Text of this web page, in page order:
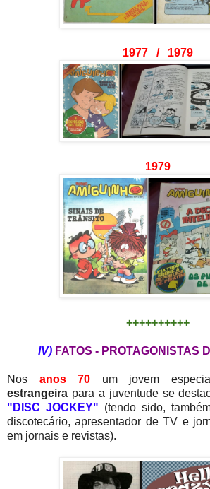
1977 / 1979
1979
++++++++++
IV) FATOS - PROTAGONISTAS
Nos anos 70 um jovem
estrangeira para a juventude se
"DISC JOCKEY" (tendo sido,
discotecário, apresentador de TV e
em jornais e revistas).